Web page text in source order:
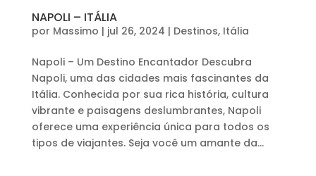
NAPOLI – ITÁLIA
por Massimo | jul 26, 2024 | Destinos, Itália
Napoli – Um Destino Encantador Descubra
Napoli, uma das cidades mais fascinantes da
Itália. Conhecida por sua rica história, cultura
vibrante e paisagens deslumbrantes, Napoli
oferece uma experiência única para todos os
tipos de viajantes. Seja você um amante da...